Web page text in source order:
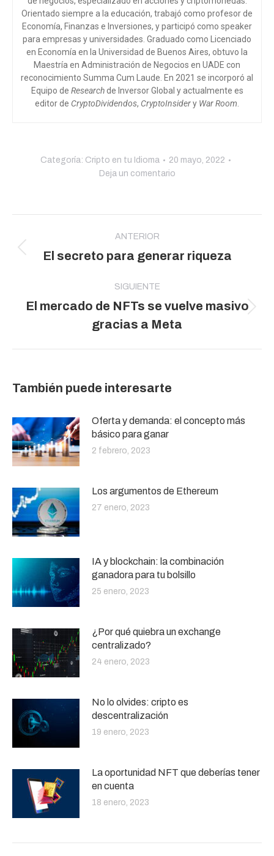
Orientado siempre a la educación, trabajó como profesor de
Economía, Finanzas e Inversiones, y participó como speaker
para empresas y universidades. Graduado como Licenciado
en Economía en la Universidad de Buenos Aires, obtuvo la
Maestría en Administración de Negocios en UADE con
reconocimiento Summa Cum Laude. En 2021 se incorporó al
Equipo de Researchde Inversor Global y actualmente es
editor de CryptoDividendos, CryptoInsidery War Room
Categoría: Cripto en tu Idioma
20 mayo, 2022
Deja un comentario
entre
publicaciones
ANTERIOR
Publicación
El secreto para generar riqueza
SIGUIENTE
Publicación
siguiente:
El mercado de NFTs se vuelve masivo
gracias a Meta
También puede interesarte
Oferta y demanda: el concepto más
básico para ganar
2 febrero, 2023
Los argumentos de Ethereum
27 enero, 2023
IA y blockchain: la combinación
ganadora para tu bolsillo
25 enero, 2023
¿Por qué quiebra un exchange
centralizado?
24 enero, 2023
No lo olvides: cripto es
descentralización
19 enero, 2023
La oportunidad NFT que deberías tener
en cuenta
18 enero, 2023